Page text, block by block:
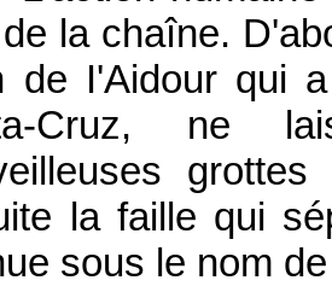
la chaîne.
de I'Aidour qui
Cruz, ne
la faille qui
sous le nom